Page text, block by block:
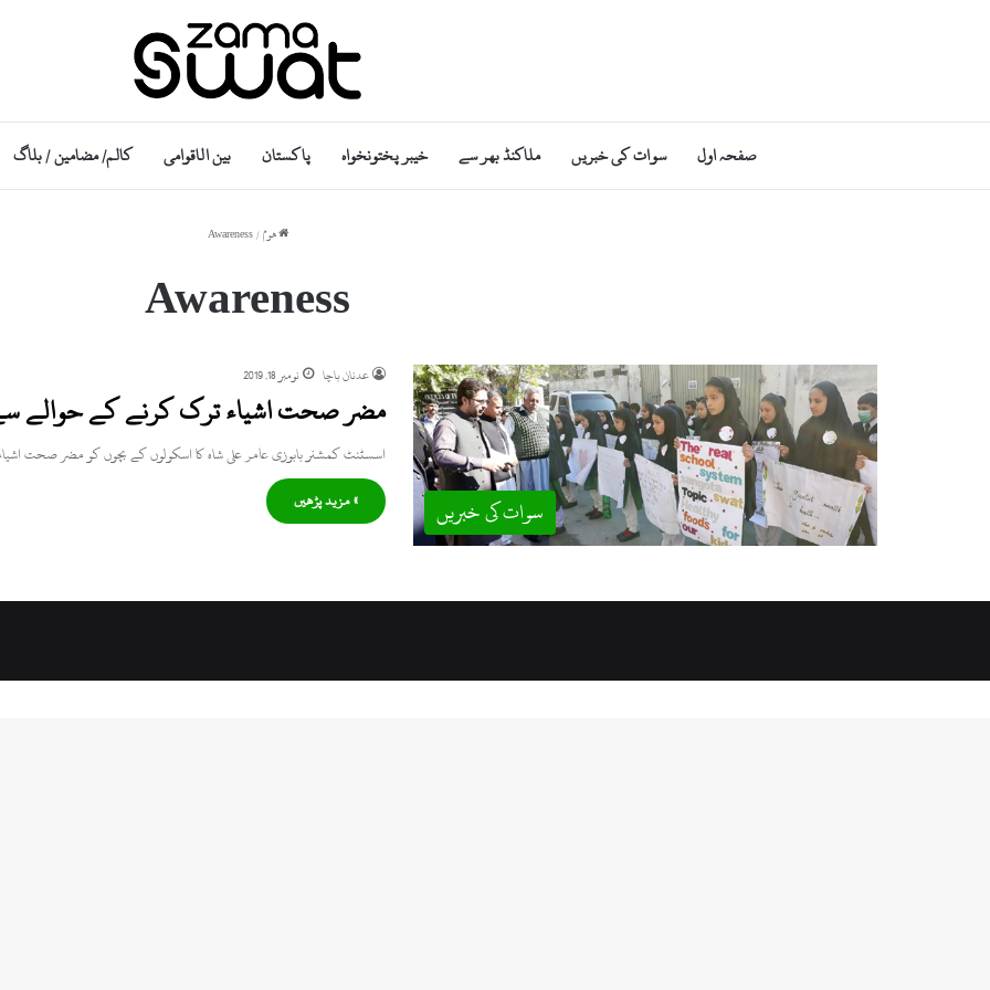
صفحہ اول سوات کی خبریں ملاکنڈ بھر سے خیبر پختونخواہ پاکستان بین الاقوامی کالم/ مضامین / بلاگ
ھوم /
Awareness
Awareness
سوات کی خبریں
عدنان باچا نومبر 18, 2019
مضر صحت اشیاء ترک کرنے کے حوالے
اسسٹنٹ کمشنر بابوزی عامر علی شاہ کا اسکولوں کے بچوں کو مضر صحت
» مزید پڑھیں